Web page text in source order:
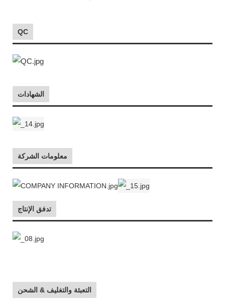
QC
الشهادات
معلومات الشركة
تدفق الإنتاج
التعبئة والتغليف & الشحن